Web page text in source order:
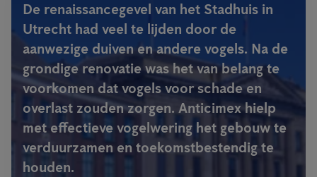
De renaissancegevel van het Stadhuis in
Utrecht had veel te lijden door de
aanwezige duiven en andere vogels. Na de
grondige renovatie was het van belang te
voorkomen dat vogels voor schade en
overlast zouden zorgen. Anticimex hielp
met effectieve vogelwering het gebouw te
verduurzamen en toekomstbestendig te
houden.